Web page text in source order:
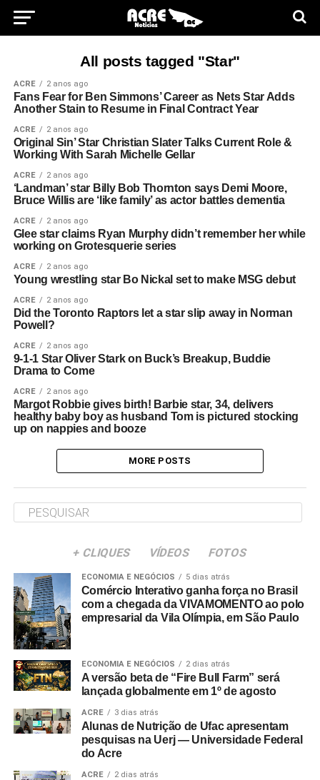
All posts tagged "Star"
ACRE 2 anos ago
Fans Fear for Ben Simmons’ Career as Nets Star Adds
Another Stain to Resume in Final Contract Year
ACRE 2 anos ago
Original Sin’ Star Christian Slater Talks Current Role &
Working With Sarah Michelle Gellar
ACRE 2 anos ago
‘Landman’ star Billy Bob Thornton says Demi Moore,
Bruce Willis are ‘like family’ as actor battles dementia
ACRE 2 anos ago
Glee star claims Ryan Murphy didn’t remember her while
working on Grotesquerie series
ACRE 2 anos ago
Young wrestling star Bo Nickal set to make MSG debut
ACRE 2 anos ago
Did the Toronto Raptors let a star slip away in Norman
Powell?
ACRE 2 anos ago
9-1-1 Star Oliver Stark on Buck’s Breakup, Buddie
Drama to Come
ACRE 2 anos ago
Margot Robbie gives birth! Barbie star, 34, delivers
healthy baby boy as husband Tom is pictured stocking
up on nappies and booze
MORE POSTS
+ CLIQUES VÍDEOS FOTOS
ECONOMIA E NEGÓCIOS 5 dias atrás
Comércio Interativo ganha força no Brasil
com a chegada da VIVAMOMENTO ao polo
empresarial da Vila Olímpia, em São Paulo
ECONOMIA E NEGÓCIOS 2 dias atrás
A versão beta de “Fire Bull Farm” será
lançada globalmente em 1º de agosto
ACRE 3 dias atrás
Alunas de Nutrição de Ufac apresentam
pesquisas na Uerj — Universidade Federal
do Acre
ACRE 2 dias atrás